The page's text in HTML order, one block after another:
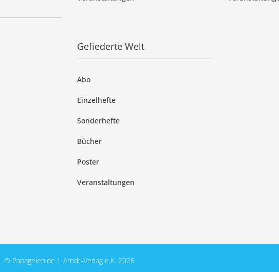
Gefiederte Welt
Abo
Einzelhefte
Sonderhefte
Bücher
Poster
Veranstaltungen
© Papageien.de | Arndt-Verlag e.K. 2026